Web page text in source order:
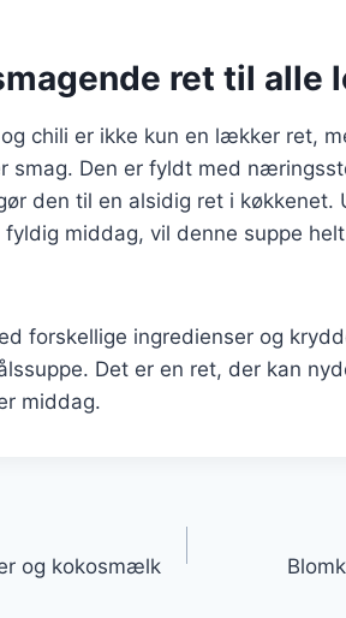
ret til alle
chili er ikke kun en lækker ret,
smag. Den er fyldt med
den til en alsidig ret i køkkenet.
middag, vil denne suppe
forskellige ingredienser og
Det er en ret, der kan
middag.
og kokosmælk